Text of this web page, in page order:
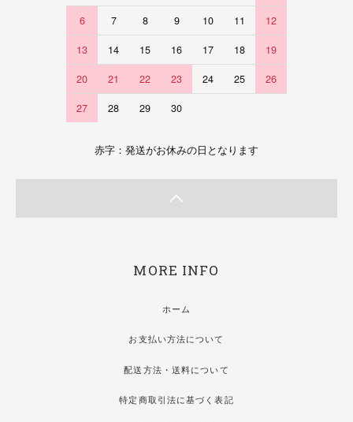
6 7 8 9 10 11 12
13 14 15 16 17 18 19
20 21 22 23 24 25 26
27 28 29 30
赤字：発送がお休みの日となります
MORE INFO
ホーム
お支払い方法について
配送方法・送料について
特定商取引法に基づく表記